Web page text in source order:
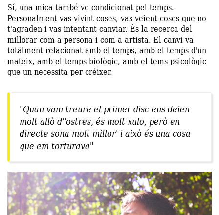
Sí, una mica també ve condicionat pel temps.
Personalment vas vivint coses, vas veient coses que no
t'agraden i vas intentant canviar. És la recerca del
millorar com a persona i com a artista. El canvi va
totalment relacionat amb el temps, amb el temps d'un
mateix, amb el temps biològic, amb el tems psicològic
que un necessita per créixer.
"Quan vam treure el primer disc ens deien
molt allò d''ostres, és molt xulo, però en
directe sona molt millor' i això és una cosa
que em torturava"